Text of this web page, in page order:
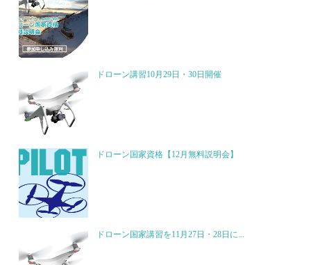
ドローン講習10月29日・30日開催
ドローン国家資格【12月無料説明会】
ドローン国家講習を11月27日・28日に...